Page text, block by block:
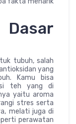
Dasar
tubuh, salah
yang
Kamu bisa
teh yang di
yaitu aroma
stres serta
melati juga di
perawatan